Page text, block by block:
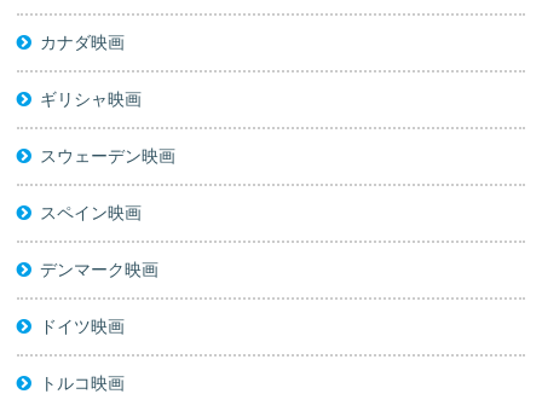
カナダ映画
ギリシャ映画
スウェーデン映画
スペイン映画
デンマーク映画
ドイツ映画
トルコ映画